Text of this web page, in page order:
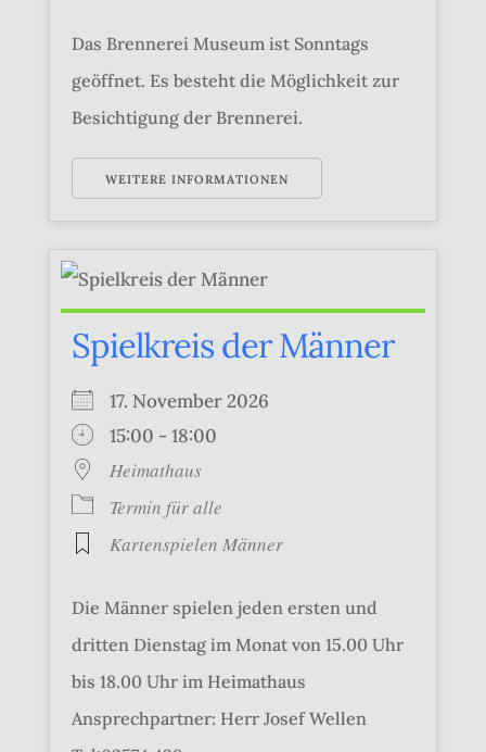
Das Brennerei Museum ist Sonntags
geöffnet. Es besteht die Möglichkeit zur
Besichtigung der Brennerei.
WEITERE INFORMATIONEN
Spielkreis der Männer
17. November 2026
15:00 - 18:00
Heimathaus
Termin für alle
Kartenspielen Männer
Die Männer spielen jeden ersten und
dritten Dienstag im Monat von 15.00 Uhr
bis 18.00 Uhr im Heimathaus
Ansprechpartner: Herr Josef Wellen